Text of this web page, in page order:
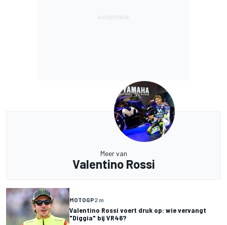
Meer van
Valentino Rossi
MOTOGP2 m
Valentino Rossi voert druk op: wie vervangt
"Diggia" bij VR46?